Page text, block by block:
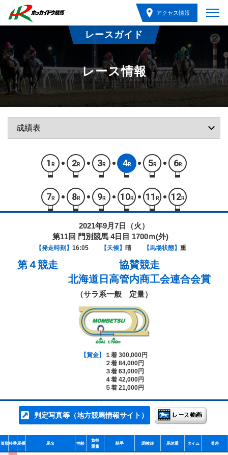
アクセス情報
レースガイド
レース情報
1 R 2R 3R 4R 5R 6R
7 R 8R 9R 10R 11 R 12R
2021年9月7日（火）
第11回 門別競馬 4日目 1700ｍ(外)
【発走時刻】 16:05 【天候】 晴 【馬場状態】 重
第４競走
協賛競走
北海道日高管内商工会連合会賞
（サラ系一般 定量）
【賞金】
１着 300,000円
２着 84,000円
３着 63,000円
４着 42,000円
５着 21,000円
判定写真等（地方競馬情報サイト）
着順枠番馬番 馬名 性齢
負担
重量
騎手 調教師 馬体重 タイム 着差